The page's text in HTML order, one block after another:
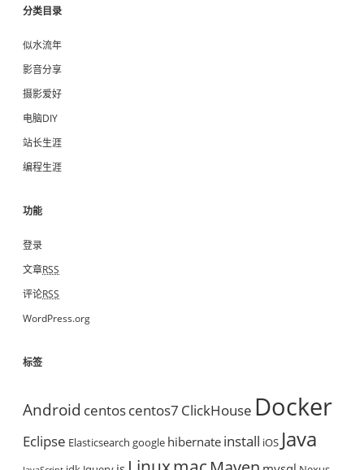
分类目录
似水流年
影音分享
摄影爱好
电脑DIY
站长生涯
编程生涯
功能
登录
文章RSS
评论RSS
WordPress.org
标签
Android centoscentos7 ClickHouse Docker
Eclipse Elasticsearch google hibernate install iOS Java